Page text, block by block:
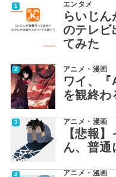
エンタメ
らいじ
のテレビ
てみた
アニメ・漫画
ワイ、
を観終わ
アニメ・漫画
【悲報
ん、普通
アニメ・漫画